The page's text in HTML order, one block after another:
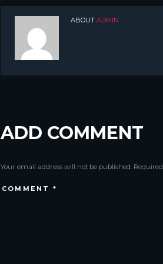
ABOUTADMIN
ADD COMMENT
Your email address will not be published.